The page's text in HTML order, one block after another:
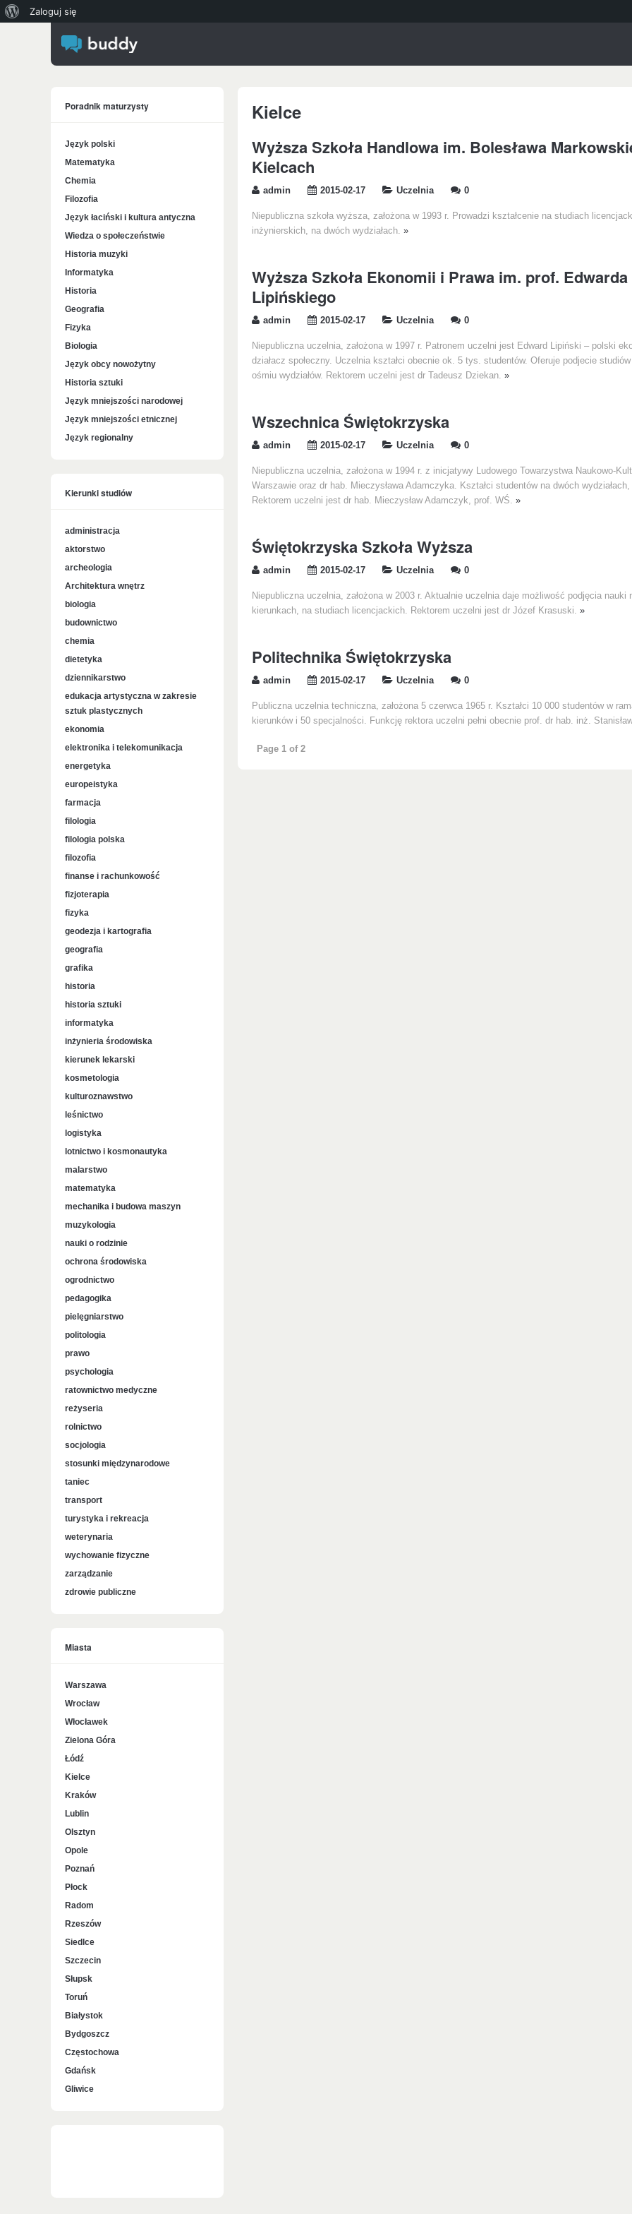
Kielce
Wyższa Szkoła Handlowa im. Bolesława
Kielcach
admin 2015-02-17 Uczelnia 0
Niepubliczna szkoła wyższa, założona w 1993 r. Prowadzi kształcenie na studiach
inżynierskich, na dwóch wydziałach. »
Wyższa Szkoła Ekonomii i Prawa im. prof. Edwarda
Lipińskiego
admin 2015-02-17 Uczelnia 0
Niepubliczna uczelnia, założona w 1997 r. Patronem uczelni jest Edward Lipiński – polski
działacz społeczny. Uczelnia kształci obecnie ok. 5 tys. studentów. Oferuje podjecie
ośmiu wydziałów. Rektorem uczelni jest dr Tadeusz Dziekan. »
Wszechnica Świętokrzyska
admin 2015-02-17 Uczelnia 0
Niepubliczna uczelnia, założona w 1994 r. z inicjatywy Ludowego Towarzystwa Naukowo-
Warszawie oraz dr hab. Mieczysława Adamczyka. Kształci studentów na dwóch
Rektorem uczelni jest dr hab. Mieczysław Adamczyk, prof. WŚ. »
Świętokrzyska Szkoła Wyższa
admin 2015-02-17 Uczelnia 0
Niepubliczna uczelnia, założona w 2003 r. Aktualnie uczelnia daje możliwość podjęcia nauki
kierunkach, na studiach licencjackich. Rektorem uczelni jest dr Józef Krasuski. »
Politechnika Świętokrzyska
admin 2015-02-17 Uczelnia 0
Publiczna uczelnia techniczna, założona 5 czerwca 1965 r. Kształci 10 000 studentów w
kierunków i 50 specjalności. Funkcję rektora uczelni pełni obecnie prof. dr hab. inż.
Page 1 of 2
Poradnik maturzysty
Język polski
Matematyka
Chemia
Filozofia
Język łaciński i kultura antyczna
Wiedza o społeczeństwie
Historia muzyki
Informatyka
Historia
Geografia
Fizyka
Biologia
Język obcy nowożytny
Historia sztuki
Język mniejszości narodowej
Język mniejszości etnicznej
Język regionalny
Kierunki studiów
administracja
aktorstwo
archeologia
Architektura wnętrz
biologia
budownictwo
chemia
dietetyka
dziennikarstwo
edukacja artystyczna w zakresie
sztuk plastycznych
ekonomia
elektronika i telekomunikacja
energetyka
europeistyka
farmacja
filologia
filologia polska
filozofia
finanse i rachunkowość
fizjoterapia
fizyka
geodezja i kartografia
geografia
grafika
historia
historia sztuki
informatyka
inżynieria środowiska
kierunek lekarski
kosmetologia
kulturoznawstwo
leśnictwo
logistyka
lotnictwo i kosmonautyka
malarstwo
matematyka
mechanika i budowa maszyn
muzykologia
nauki o rodzinie
ochrona środowiska
ogrodnictwo
pedagogika
pielęgniarstwo
politologia
prawo
psychologia
ratownictwo medyczne
reżyseria
rolnictwo
socjologia
stosunki międzynarodowe
taniec
transport
turystyka i rekreacja
weterynaria
wychowanie fizyczne
zarządzanie
zdrowie publiczne
Miasta
Warszawa
Wrocław
Włocławek
Zielona Góra
Łódź
Kielce
Kraków
Lublin
Olsztyn
Opole
Poznań
Płock
Radom
Rzeszów
Siedlce
Szczecin
Słupsk
Toruń
Białystok
Bydgoszcz
Częstochowa
Gdańsk
Gliwice
WordPressie
Zaloguj się